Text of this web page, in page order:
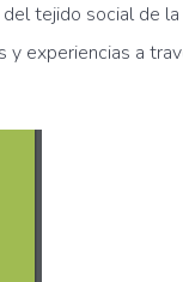
tejido social de
y experiencias a